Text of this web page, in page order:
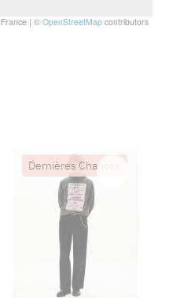
| © OpenStreetMap contributors
Dernières Chances